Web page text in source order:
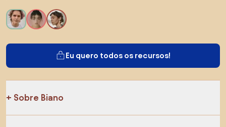
Eu quero todos os recursos!
Sobre Biano